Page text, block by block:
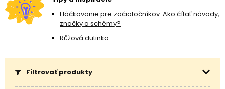
Háčkovanie pre začiatočníkov: Ako čítať návody,
značky a schémy?
Růžová dutinka
Filtrovať produkty